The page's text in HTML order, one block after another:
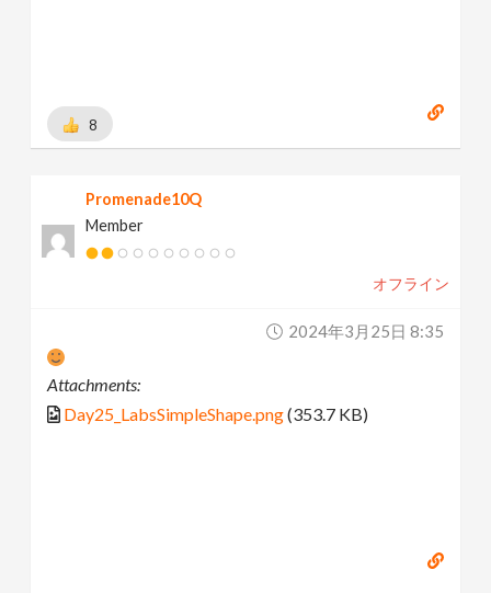
8
Promenade10Q
Member
オフライン
2024年3月25日 8:35
Attachments:
Day25_LabsSimpleShape.png(353.7 KB)